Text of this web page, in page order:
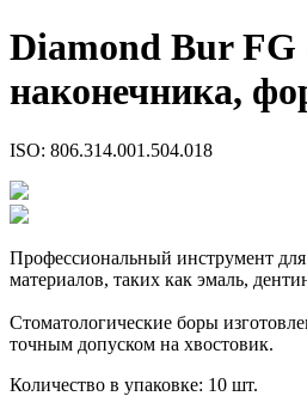
Diamond Bur FG
наконечника,
ISO: 806.314.001.504.018
Профессиональный инструмент для
материалов, таких как эмаль,
Стоматологические боры
точным допуском на хвостовик.
Количество в упаковке: 10 шт.